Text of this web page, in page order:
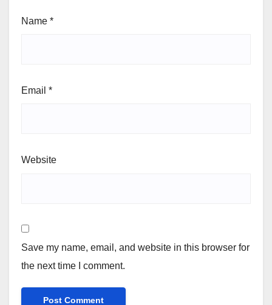
Name *
Email *
Website
Save my name, email, and website in this browser for
the next time I comment.